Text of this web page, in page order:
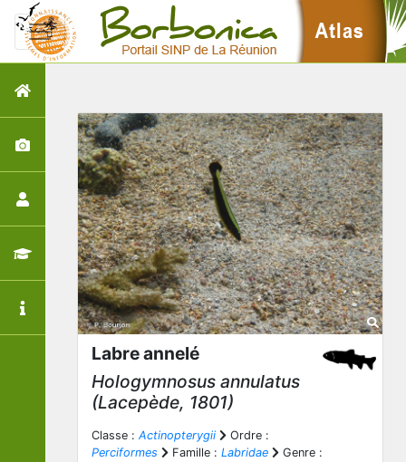
Labre annelé
Hologymnosus annulatus
(Lacepède, 1801)
Classe : Actinopterygii
Ordre :
Perciformes
Famille : Labridae
Genre :